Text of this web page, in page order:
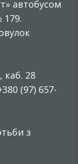
автобусом
каб. 28
(97) 657-
з